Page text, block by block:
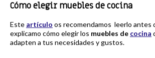
Cómo elegir muebles de cocina
Este artículo os recomendamos leerlo antes
explicamo cómo elegir los muebles de cocina
adapten a tus necesidades y gustos.